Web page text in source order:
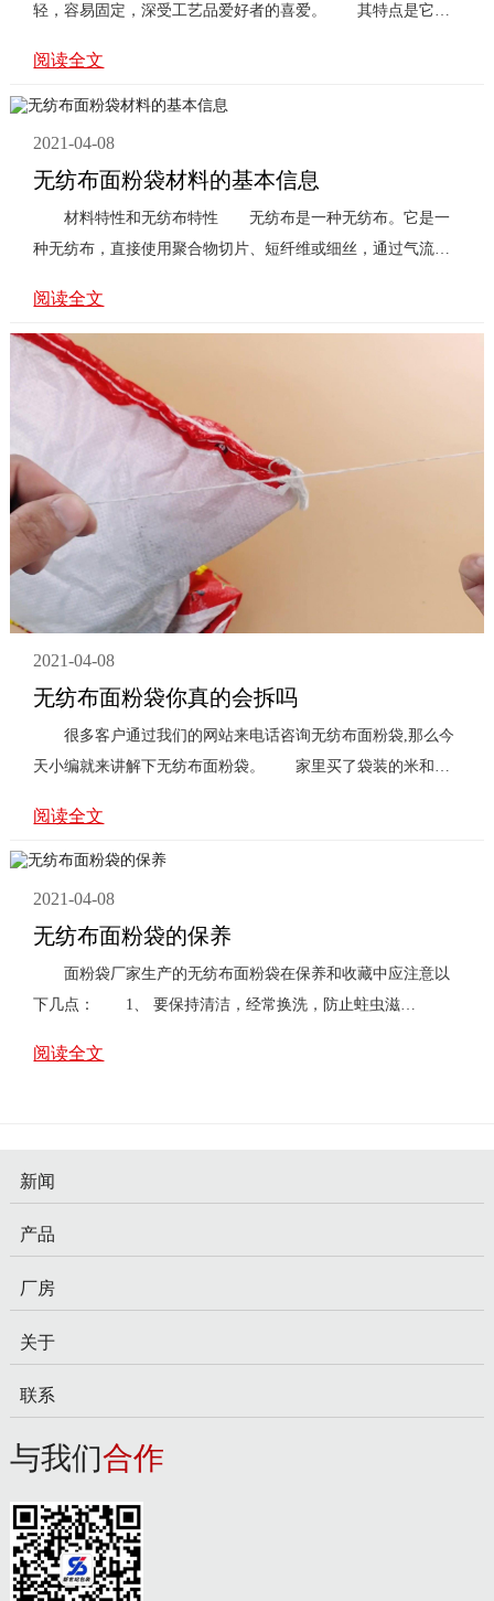
轻，容易固定，深受工艺品爱好者的喜爱。 其特点是它是
阅读全文
2021-04-08
无纺布面粉袋材料的基本信息
材料特性和无纺布特性 无纺布是一种无纺布。它是一
种无纺布，直接使用聚合物切片、短纤维或细丝，通过气流或
阅读全文
2021-04-08
无纺布面粉袋你真的会拆吗
很多客户通过我们的网站来电话咨询无纺布面粉袋,那么今
天小编就来讲解下无纺布面粉袋。 家里买了袋装的米和
阅读全文
2021-04-08
无纺布面粉袋的保养
面粉袋厂家生产的无纺布面粉袋在保养和收藏中应注意以
下几点： 1、 要保持清洁，经常换洗，防止蛀虫滋
阅读全文
新闻
产品
厂房
关于
联系
与我们合作